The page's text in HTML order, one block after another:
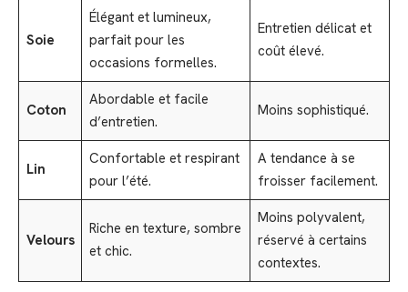
Soie
Élégant et lumineux,
parfait pour les
occasions formelles.
Entretien délicat et
coût élevé.
Coton
Abordable et facile
d’entretien.
Moins sophistiqué.
Lin
Confortable et respirant
pour l’été.
A tendance à se
froisser facilement.
Velours
Riche en texture, sombre
et chic.
Moins polyvalent,
réservé à certains
contextes.